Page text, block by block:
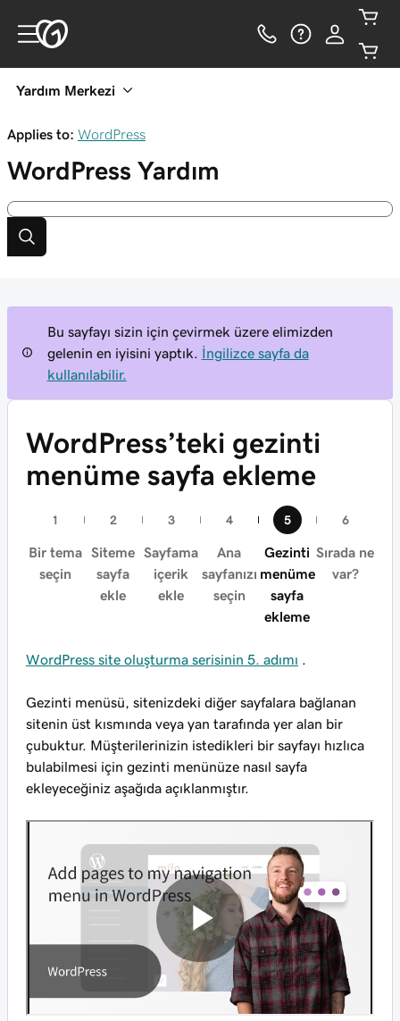
Yardım Merkezi
Applies to: WordPress
WordPress Yardım
Bu sayfayı sizin için çevirmek üzere elimizden
gelenin en iyisini yaptık.
İngilizce sayfa da
kullanılabilir.
WordPress’teki gezinti
menüme sayfa ekleme
Bir tema
seçin
Siteme
sayfa
ekle
Sayfama
içerik
ekle
Ana
sayfanızı
seçin
Gezinti
menüme
sayfa
ekleme
Sırada ne
var?
WordPress site oluşturma serisinin 5. adımı
Gezinti menüsü, sitenizdeki diğer sayfalara bağlanan
sitenin üst kısmında veya yan tarafında yer alan bir
çubuktur. Müşterilerinizin istedikleri bir sayfayı hızlıca
bulabilmesi için gezinti menünüze nasıl sayfa
ekleyeceğiniz aşağıda açıklanmıştır.